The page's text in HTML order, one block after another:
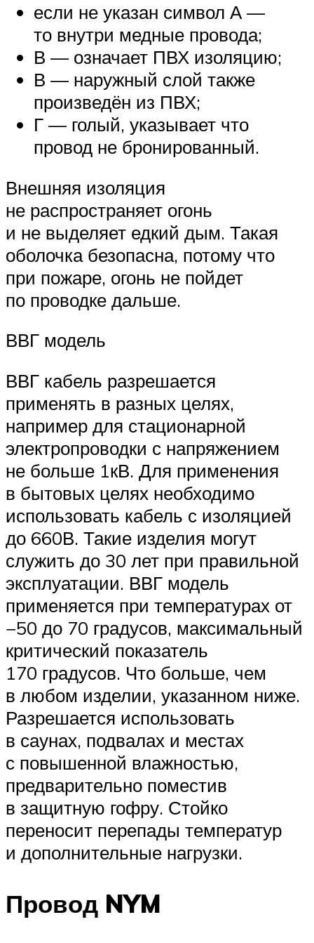
если не указан символ А —
то внутри медные провода;
В — означает ПВХ изоляцию;
В — наружный слой также
произведён из ПВХ;
Г — голый, указывает что
провод не бронированный.
Внешняя изоляция
не распространяет огонь
и не выделяет едкий дым. Такая
оболочка безопасна, потому что
при пожаре, огонь не пойдет
по проводке дальше.
ВВГ модель
ВВГ кабель разрешается
применять в разных целях,
например для стационарной
электропроводки с напряжением
не больше 1кВ. Для применения
в бытовых целях необходимо
использовать кабель с изоляцией
до 660В. Такие изделия могут
служить до 30 лет при правильной
эксплуатации. ВВГ модель
применяется при температурах от
−50 до 70 градусов, максимальный
критический показатель
170 градусов. Что больше, чем
в любом изделии, указанном ниже.
Разрешается использовать
в саунах, подвалах и местах
с повышенной влажностью,
предварительно поместив
в защитную гофру. Стойко
переносит перепады температур
и дополнительные нагрузки.
Провод NYM